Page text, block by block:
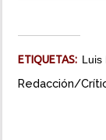
ETIQUETAS: Luis
Redacción/